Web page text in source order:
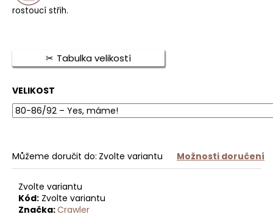
rostoucí střih.
Tabulka velikostí
VELIKOST
Můžeme doručit do: Zvolte variantu Možnosti doručení
Zvolte variantu
Kód: Zvolte variantu
Značka:Crawler
ČERNÉ